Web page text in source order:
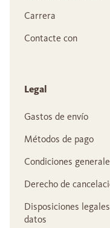
Carrera
Contacte con
Legal
Gastos de envío
Métodos de pago
Condiciones
Derecho de
Disposiciones
datos